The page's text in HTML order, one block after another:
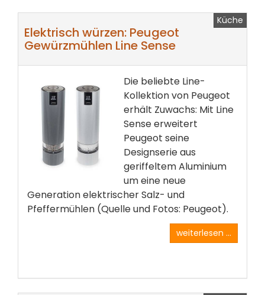
Küche
Elektrisch würzen: Peugeot
Gewürzmühlen Line Sense
Die beliebte Line-
Kollektion von Peugeot
erhält Zuwachs: Mit Line
Sense erweitert
Peugeot seine
Designserie aus
geriffeltem Aluminium
um eine neue
Generation elektrischer Salz- und
Pfeffermühlen (Quelle und Fotos: Peugeot).
weiterlesen ...